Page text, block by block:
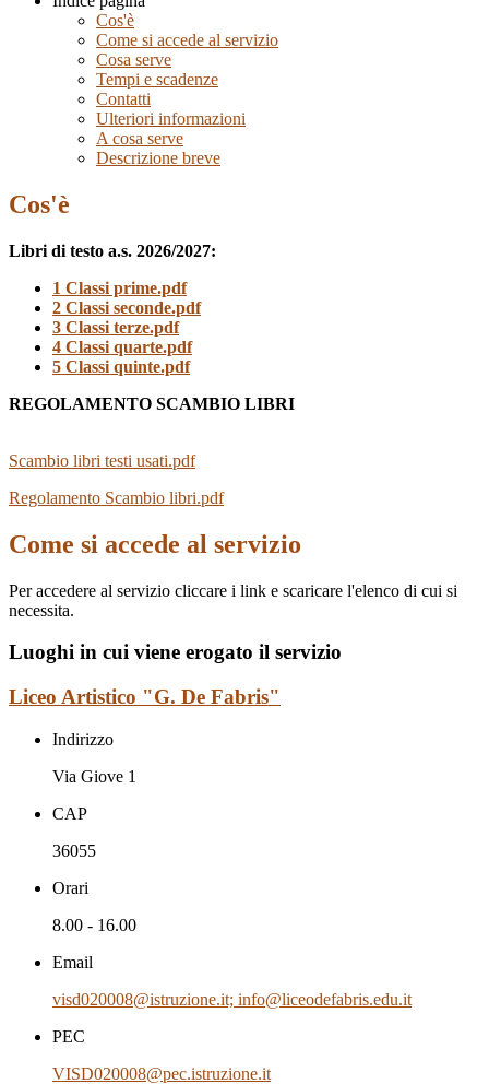
Cos'è
Come si accede al servizio
Cosa serve
Tempi e scadenze
Contatti
Ulteriori informazioni
A cosa serve
Descrizione breve
Cos'è
Libri di testo a.s. 2026/2027:
1 Classi prime.pdf
2 Classi seconde.pdf
3 Classi terze.pdf
4 Classi quarte.pdf
5 Classi quinte.pdf
REGOLAMENTO SCAMBIO LIBRI
Scambio libri testi usati.pdf
Regolamento Scambio libri.pdf
Come si accede al servizio
Per accedere al servizio cliccare i link e scaricare l'elenco di cui si
necessita.
Luoghi in cui viene erogato il servizio
Liceo Artistico "G. De Fabris"
Indirizzo
Via Giove 1
CAP
36055
Orari
8.00 - 16.00
Email
visd020008@istruzione.it; info@liceodefabris.edu.it
PEC
VISD020008@pec.istruzione.it